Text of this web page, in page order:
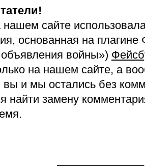
сайте
основанная на
объявления войны»)
на нашем сайте, а
и мы остались без
найти замену